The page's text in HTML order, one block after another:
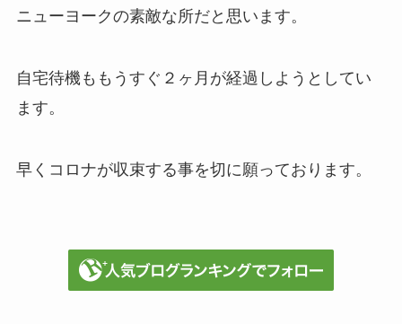
ニューヨークの素敵な所だと思います。
自宅待機ももうすぐ２ヶ月が経過しようとしてい
ます。
早くコロナが収束する事を切に願っております。